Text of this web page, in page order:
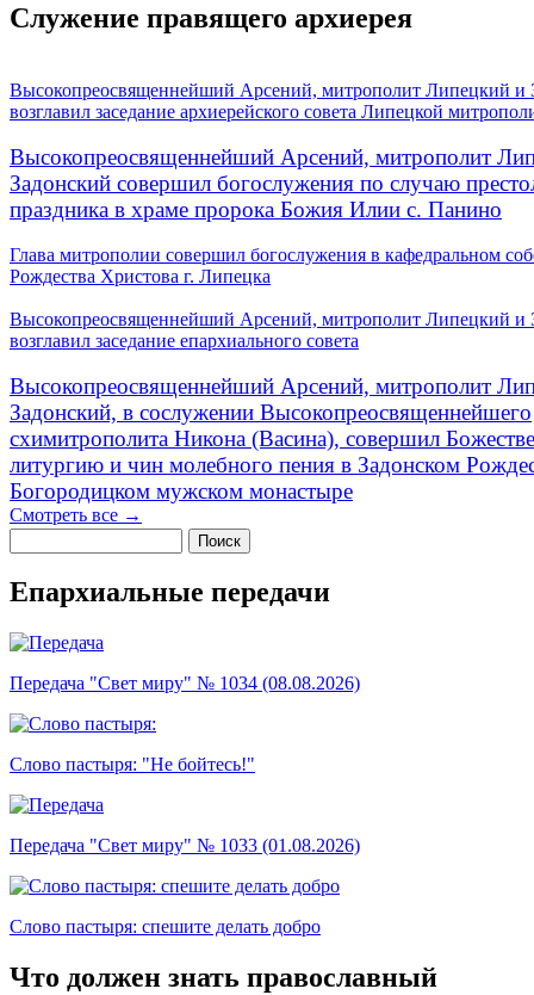
Служение правящего архиерея
Высокопреосвященнейший Арсений, митрополит Липецкий и
возглавил заседание архиерейского совета Липецкой
Высокопреосвященнейший Арсений, митрополит
Задонский совершил богослужения по случаю
праздника в храме пророка Божия Илии с. Панино
Глава митрополии совершил богослужения в кафедральном
Рождества Христова г. Липецка
Высокопреосвященнейший Арсений, митрополит Липецкий и
возглавил заседание епархиального совета
Высокопреосвященнейший Арсений, митрополит
Задонский, в сослужении Высокопреосвященнейшего
схимитрополита Никона (Васина), совершил
литургию и чин молебного пения в Задонском
Богородицком мужском монастыре
Смотреть все →
Поиск
Епархиальные передачи
Передача "Свет миру" № 1034 (08.08.2026)
Слово пастыря: "Не бойтесь!"
Передача "Свет миру" № 1033 (01.08.2026)
Слово пастыря: спешите делать добро
Что должен знать православный